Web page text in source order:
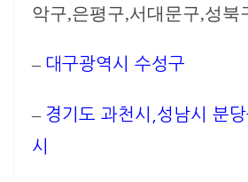
악구,은평구,서대문구,성북
– 대구광역시 수성구
– 경기도 과천시,성남시 분
시